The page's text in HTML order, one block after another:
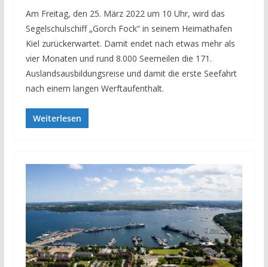
Am Freitag, den 25. März 2022 um 10 Uhr, wird das
Segelschulschiff „Gorch Fock“ in seinem Heimathafen
Kiel zurückerwartet. Damit endet nach etwas mehr als
vier Monaten und rund 8.000 Seemeilen die 171.
Auslandsausbildungsreise und damit die erste Seefahrt
nach einem langen Werftaufenthalt.
Weiterlesen